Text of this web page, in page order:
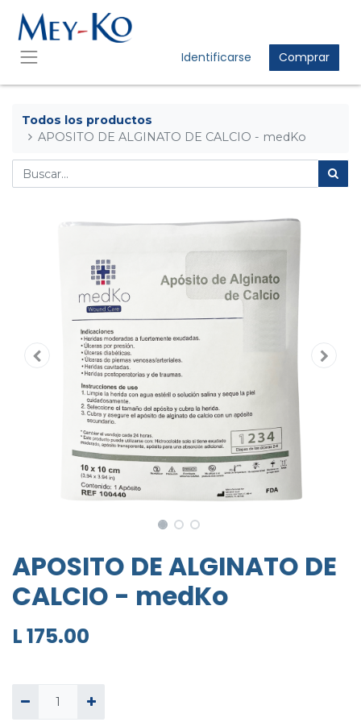
Identificarse Comprar
Todos los productos
APOSITO DE ALGINATO DE CALCIO - medKo
APOSITO DE ALGINATO DE
CALCIO - medKo
L175.00